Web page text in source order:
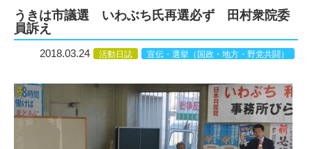
うきは市議選 いわぶち氏再選必ず 田村衆院委
員訴え
2018.03.24 活動日誌 宣伝・選挙（国政・地方・野党共闘）